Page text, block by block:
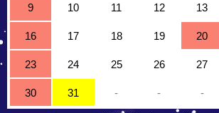
9 10 11 12 13
16 17 18 19 20
23 24 25 26 27
30 31 - - -